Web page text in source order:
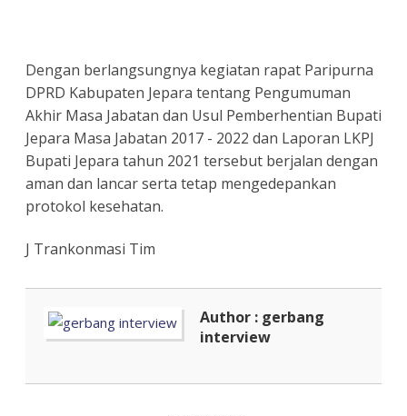
Dengan berlangsungnya kegiatan rapat Paripurna
DPRD Kabupaten Jepara tentang Pengumuman
Akhir Masa Jabatan dan Usul Pemberhentian Bupati
Jepara Masa Jabatan 2017 - 2022 dan Laporan LKPJ
Bupati Jepara tahun 2021 tersebut berjalan dengan
aman dan lancar serta tetap mengedepankan
protokol kesehatan.
J Trankonmasi Tim
Author : gerbang
interview